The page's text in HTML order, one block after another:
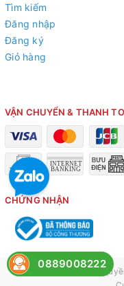
Tìm kiếm
Đăng nhập
Đăng ký
Giỏ hàng
VẬN CHUYỂN & THANH
CHỨNG NHẬN
© Bản
0889008222